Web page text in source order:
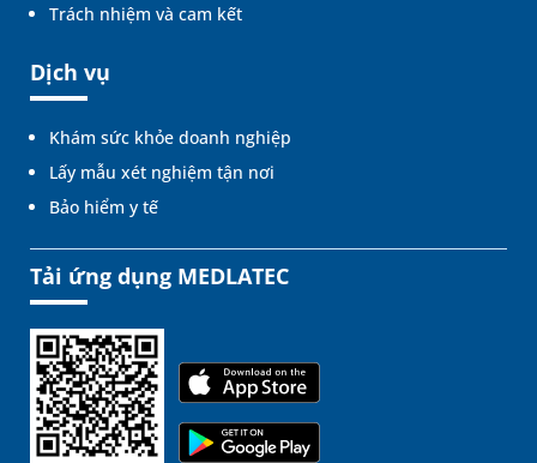
Trách nhiệm và cam kết
Dịch vụ
Khám sức khỏe doanh nghiệp
Lấy mẫu xét nghiệm tận nơi
Bảo hiểm y tế
Tải ứng dụng MEDLATEC